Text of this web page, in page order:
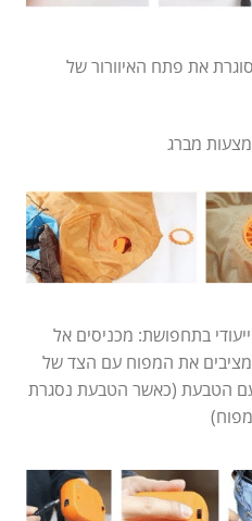
את פתח האיוורור של
מברג
בתחפושת: מכניסים אל
את המפוח עם הצד של
עם הטבעת (כאשר הטבעת נסגרת